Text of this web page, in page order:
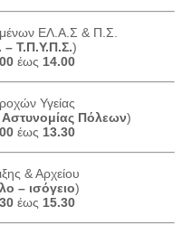
ΕΛ.Α.Σ & Π.Σ.
Τ.Π.Υ.Π.Σ.)
έως 14.00
Υγείας
Πόλεων)
έως 13.30
& Αρχείου
– ισόγειο)
έως 15.30